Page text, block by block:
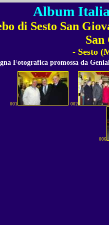
Album
di Sesto San
- Sesto
Fotografica promossa da
001 002
006